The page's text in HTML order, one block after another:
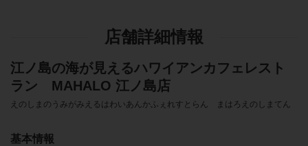
店舗詳細情報
江ノ島の海が見えるハワイアンカフェレスト
ラン MAHALO 江ノ島店
えのしまのうみがみえるはわいあんかふぇれすとらん まはろえのしまてん
基本情報